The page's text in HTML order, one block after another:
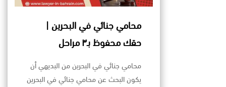
محامي جنائي في البحرين |
حقك محفوظ بـ٣ مراحل
محامي جنائي في البحرين من البديهي أن
يكون البحث عن محامي جنائي في البحرين